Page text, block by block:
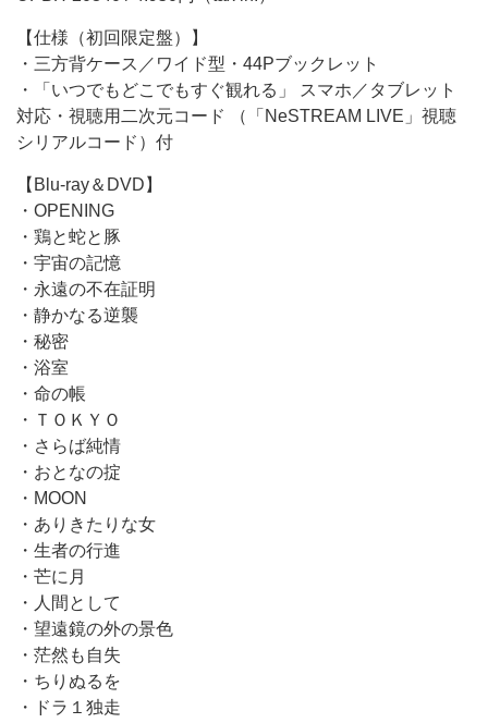
【仕様（初回限定盤）】
・三方背ケース／ワイド型・44Pブックレット
・「いつでもどこでもすぐ観れる」 スマホ／タブレット
対応・視聴用二次元コード （「NeSTREAM LIVE」視聴
シリアルコード）付
【Blu-ray＆DVD】
・OPENING
・鶏と蛇と豚
・宇宙の記憶
・永遠の不在証明
・静かなる逆襲
・秘密
・浴室
・命の帳
・ＴＯＫＹＯ
・さらば純情
・おとなの掟
・MOON
・ありきたりな女
・生者の行進
・芒に月
・人間として
・望遠鏡の外の景色
・茫然も自失
・ちりぬるを
・ドラ１独走